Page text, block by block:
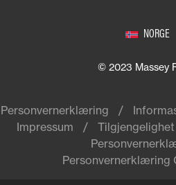
NORGE
© 2023 Massey
Personvernerklæring
Impressum
Tilgjengelighet
Personvernerklæring